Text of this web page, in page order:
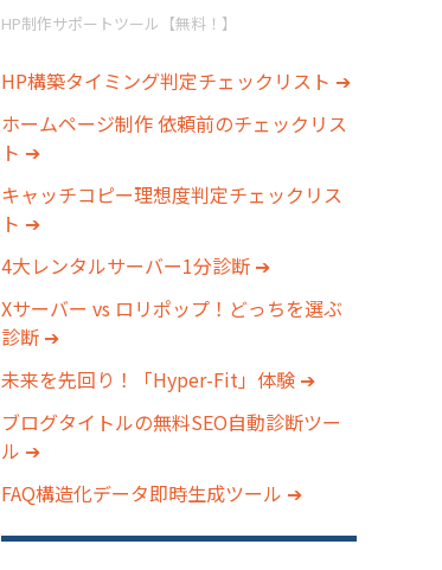
HP制作サポートツール【無料！】
HP構築タイミング判定チェックリスト ➔
ホームページ制作 依頼前のチェックリス
ト ➔
キャッチコピー理想度判定チェックリス
ト ➔
4大レンタルサーバー1分診断 ➔
Xサーバー vs ロリポップ！どっちを選ぶ
診断 ➔
未来を先回り！「Hyper-Fit」体験 ➔
ブログタイトルの無料SEO自動診断ツー
ル ➔
FAQ構造化データ即時生成ツール ➔